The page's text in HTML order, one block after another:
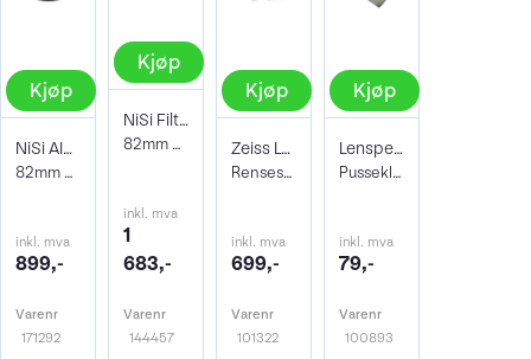
Kjøp
NiSi AIR Protector Filter 82mm
82mm Beskyttelsesfilter
inkl. mva
899,-
Varenr
171292
Kjøp
NiSi Filter Circ Polarizer True Color 82
82mm Pro Nano Pola Filter
inkl. mva
1
683,-
Varenr
144457
Kjøp
Zeiss Lens Cleaning Kit
Rensesett for objektiv og kamera
inkl. mva
699,-
Varenr
101322
Kjøp
Lenspen Photo Microklear Cloth
Pusseklut i microfiber
inkl. mva
79,-
Varenr
100893